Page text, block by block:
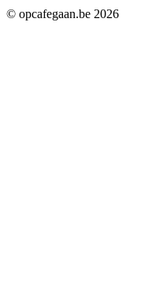
© opcafegaan.be 2026